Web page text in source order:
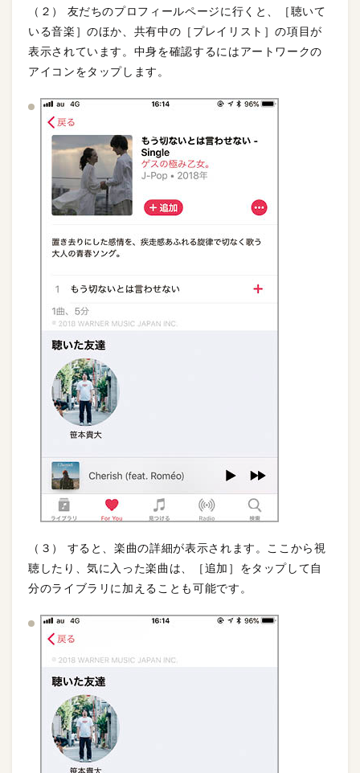
（２） 友だちのプロフィールページに行くと、［聴いて
いる音楽］のほか、共有中の［プレイリスト］の項目が
表示されています。中身を確認するにはアートワークの
アイコンをタップします。
（３） すると、楽曲の詳細が表示されます。ここから視
聴したり、気に入った楽曲は、［追加］をタップして自
分のライブラリに加えることも可能です。